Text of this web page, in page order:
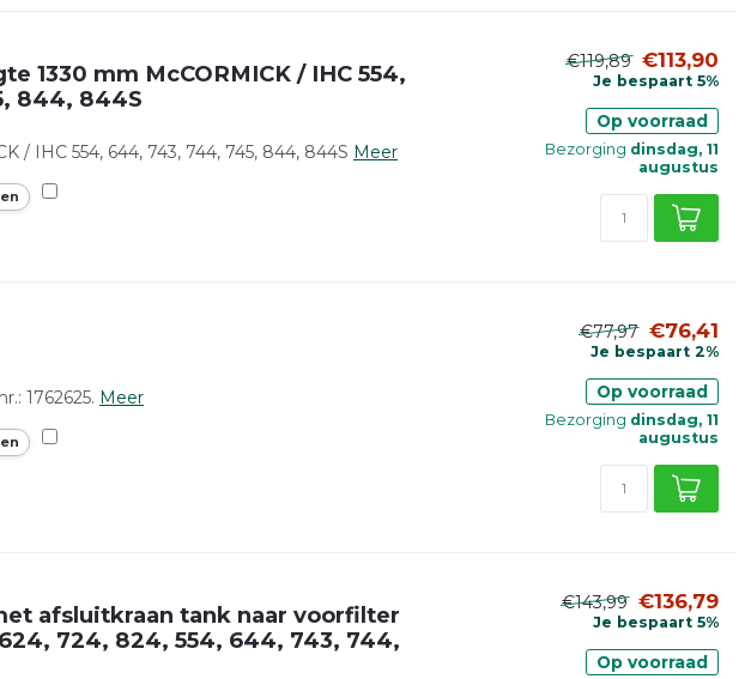
1330 mm McCORMICK / IHC 554,
844, 844S
/ IHC 554, 644, 743, 744, 745, 844, 844S Meer
€119,89 €113,90
Je bespaart 5%
Op voorraad
Bezorging dinsdag, 11
augustus
1762625. Meer
€77,97 €76,41
Je bespaart 2%
Op voorraad
Bezorging dinsdag, 11
augustus
afsluitkraan tank naar voorfilter
624, 724, 824, 554, 644, 743, 744,
€143,99 €136,79
Je bespaart 5%
Op voorraad